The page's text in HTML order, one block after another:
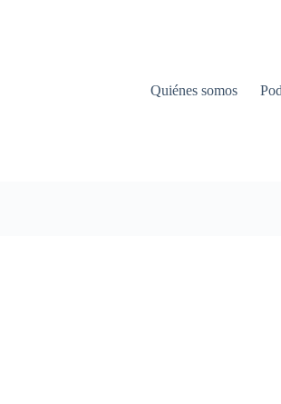
Quiénes somos